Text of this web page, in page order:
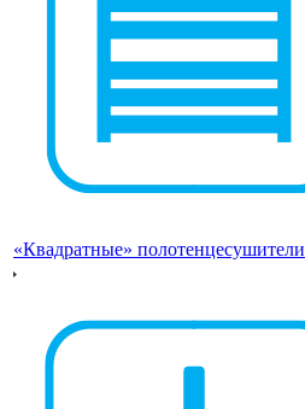
«Квадратные» полотенцесушители